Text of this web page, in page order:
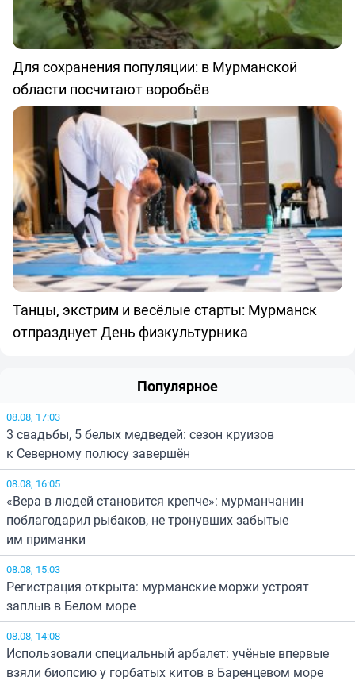
Для сохранения популяции: в Мурманской
области посчитают воробьёв
Танцы, экстрим и весёлые старты: Мурманск
отпразднует День физкультурника
Популярное
08.08, 17:03
3 свадьбы, 5 белых медведей: сезон круизов
к Северному полюсу завершён
08.08, 16:05
«Вера в людей становится крепче»: мурманчанин
поблагодарил рыбаков, не тронувших забытые
им приманки
08.08, 15:03
Регистрация открыта: мурманские моржи устроят
заплыв в Белом море
08.08, 14:08
Использовали специальный арбалет: учёные впервые
взяли биопсию у горбатых китов в Баренцевом море